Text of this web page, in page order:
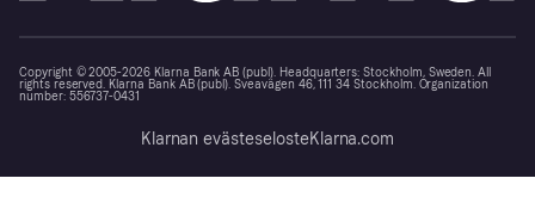
Copyright © 2005-2026 Klarna Bank AB (publ). Headquarters: Stockholm, Sweden. All
rights reserved. Klarna Bank AB (publ). Sveavägen 46, 111 34 Stockholm. Organization
number: 556737-0431
Klarnan evästeselosteKlarna.com